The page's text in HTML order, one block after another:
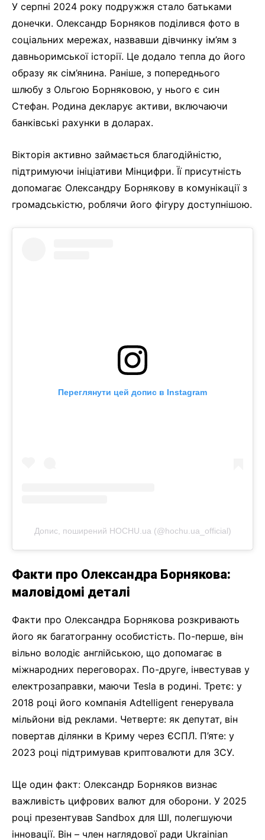
У серпні 2024 року подружжя стало батьками
донечки. Олександр Борняков поділився фото в
соціальних мережах, назвавши дівчинку ім’ям з
давньоримської історії. Це додало тепла до його
образу як сім’янина. Раніше, з попереднього
шлюбу з Ольгою Борняковою, у нього є син
Стефан. Родина декларує активи, включаючи
банківські рахунки в доларах.
Вікторія активно займається благодійністю,
підтримуючи ініціативи Мінцифри. Її присутність
допомагає Олександру Борнякову в комунікації з
громадськістю, роблячи його фігуру доступнішою.
Переглянути цей допис в Instagram
Допис, поширений HOCHU.ua (@hochu.ua_official)
Факти про Олександра Борнякова:
маловідомі деталі
Факти про Олександра Борнякова розкривають
його як багатогранну особистість. По-перше, він
вільно володіє англійською, що допомагає в
міжнародних переговорах. По-друге, інвестував у
електрозаправки, маючи Tesla в родині. Третє: у
2018 році його компанія Adtelligent генерувала
мільйони від реклами. Четверте: як депутат, він
повертав ділянки в Криму через ЄСПЛ. П’яте: у
2023 році підтримував криптовалюти для ЗСУ.
Ще один факт: Олександр Борняков визнає
важливість цифрових валют для оборони. У 2025
році презентував Sandbox для ШІ, полегшуючи
інновації. Він – член наглядової ради Ukrainian